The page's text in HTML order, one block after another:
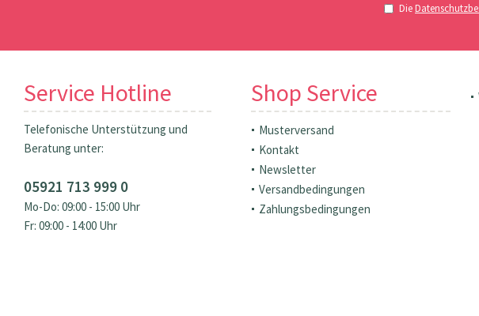
Die
Service Hotline
Telefonische Unterstützung und
Beratung unter:
05921 713 999 0
Mo-Do: 09:00 - 15:00 Uhr
Fr: 09:00 - 14:00 Uhr
Shop Service
Musterversand
Kontakt
Newsletter
Versandbedingungen
Zahlungsbedingungen